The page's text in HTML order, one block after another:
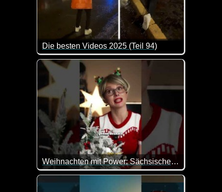
Die besten Videos 2025 (Teil 94)
Eine tolle Zusammenstellung von lustigen
Weihnachten mit Power: Sächsische Eltern und Weihnachtsdeko
Wenn's nicht leuchtet, ist kein Weihnachten - sagt